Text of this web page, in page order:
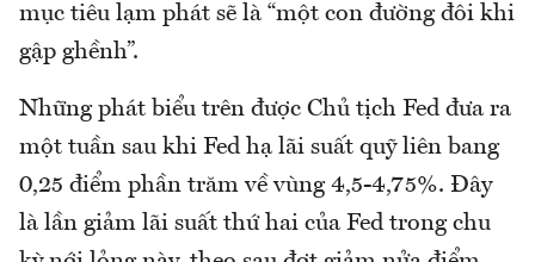
mục tiêu lạm phát sẽ là “một con đường đôi khi
gập ghềnh”.
Những phát biểu trên được Chủ tịch Fed đưa ra
một tuần sau khi Fed hạ lãi suất quỹ liên bang
0,25 điểm phần trăm về vùng 4,5-4,75%. Đây
là lần giảm lãi suất thứ hai của Fed trong chu